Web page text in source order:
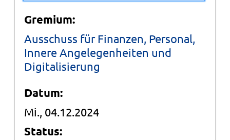
Gremium:
Ausschuss für Finanzen, Personal,
Innere Angelegenheiten und
Digitalisierung
Datum:
Mi., 04.12.2024
Status: